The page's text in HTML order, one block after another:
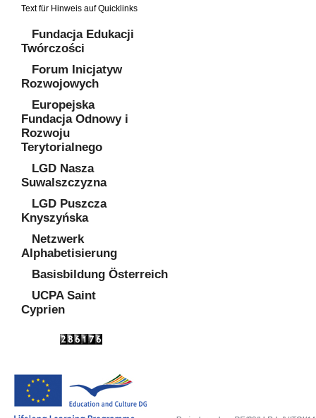
Text für Hinweis auf Quicklinks
Fundacja Edukacji
Twórczości
Forum Inicjatyw
Rozwojowych
Europejska
Fundacja Odnowy i
Rozwoju
Terytorialnego
LGD Nasza
Suwalszczyzna
LGD Puszcza
Knyszyńska
Netzwerk
Alphabetisierung
Basisbildung Österreich
UCPA Saint
Cyprien